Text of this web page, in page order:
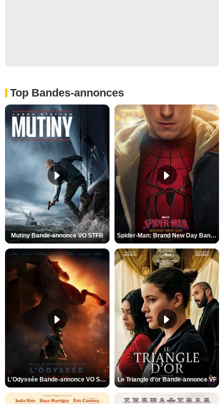
Top Bandes-annonces
Mutiny Bande-annonce VO STFR Spider-Man: Brand New Day Bande-annonce VO STFR
L'Odyssée Bande-annonce VO STFR Le Triangle d'or Bande-annonce VF